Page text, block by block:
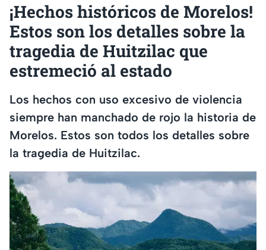
¡Hechos históricos de Morelos!
Estos son los detalles sobre la
tragedia de Huitzilac que
estremeció al estado
Los hechos con uso excesivo de violencia
siempre han manchado de rojo la historia de
Morelos. Estos son todos los detalles sobre
la tragedia de Huitzilac.